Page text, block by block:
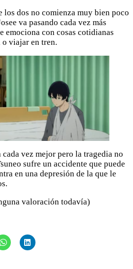
los dos no comienza muy bien poco
va pasando cada vez más
emociona con cosas cotidianas
viajar en tren.
cada vez mejor pero la tragedia no
sufre un accidente que puede
en una depresión de la que le
valoración todavía)